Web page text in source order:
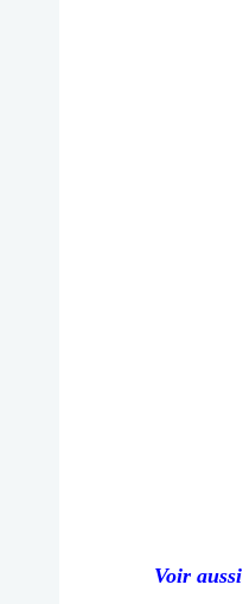
Voir aussi